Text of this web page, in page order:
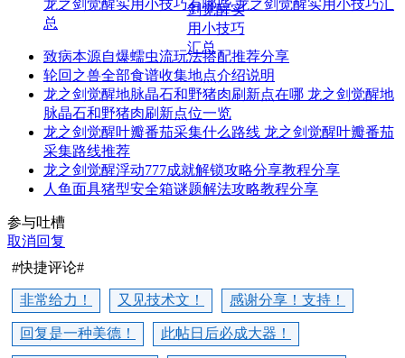
龙之剑觉醒实用小技巧有哪些 龙之剑觉醒实用小技巧汇
总
致病本源自爆蠕虫流玩法搭配推荐分享
轮回之兽全部食谱收集地点介绍说明
龙之剑觉醒地脉晶石和野猪肉刷新点在哪 龙之剑觉醒地
脉晶石和野猪肉刷新点位一览
龙之剑觉醒叶瓣番茄采集什么路线 龙之剑觉醒叶瓣番茄
采集路线推荐
龙之剑觉醒浮动777成就解锁攻略分享教程分享
人鱼面具猪型安全箱谜题解法攻略教程分享
参与吐槽
取消回复
#快捷评论#
非常给力！ 又见技术文！ 感谢分享！支持！
回复是一种美德！ 此帖日后必成大器！